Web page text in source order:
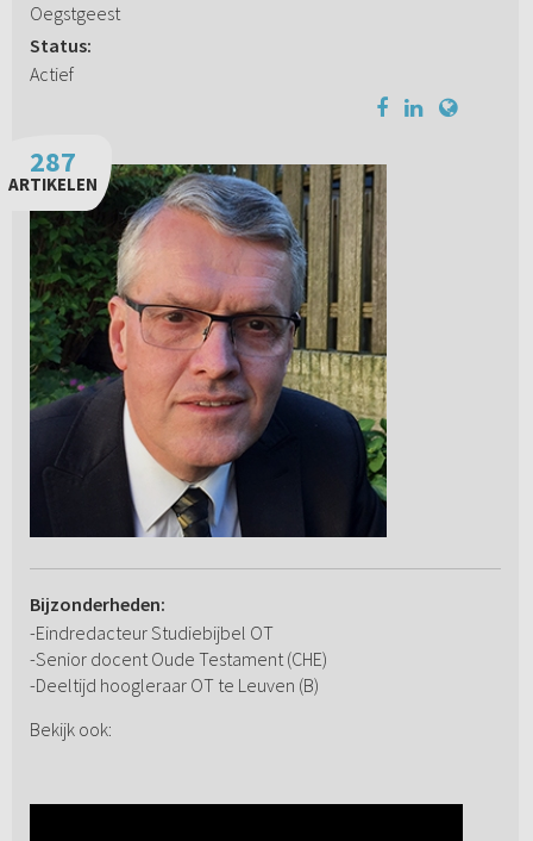
Oegstgeest
Status:
Actief
287
ARTIKELEN
Bijzonderheden:
-Eindredacteur Studiebijbel OT
-Senior docent Oude Testament (CHE)
-Deeltijd hoogleraar OT te Leuven (B)
Bekijk ook: